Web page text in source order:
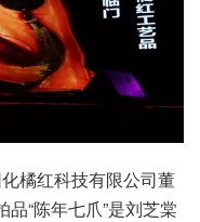
橘红科技有限公司董
“陈年七爪”是刘芝棠